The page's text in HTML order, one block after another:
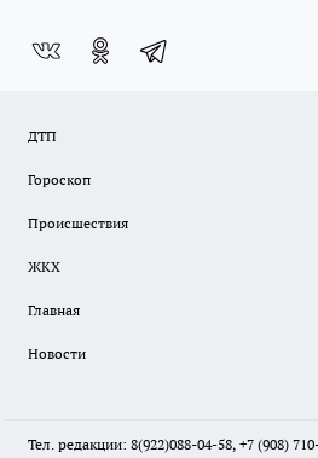
ДТП
Гороскоп
Происшествия
ЖКХ
Главная
Новости
Тел. редакции: 8(922)088-04-58, +7 (908)